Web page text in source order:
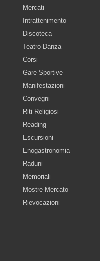
Mercati
Intrattenimento
Discoteca
Teatro-Danza
Corsi
Gare-Sportive
Manifestazioni
Convegni
Riti-Religiosi
Reading
Escursioni
Enogastronomia
Raduni
Memoriali
Mostre-Mercato
Rievocazioni